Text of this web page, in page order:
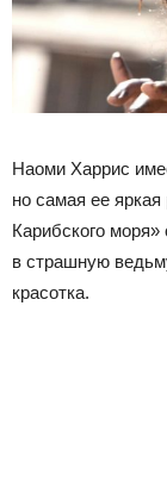
Наоми Харрис
но самая ее
Карибского
в страшную
красотка.